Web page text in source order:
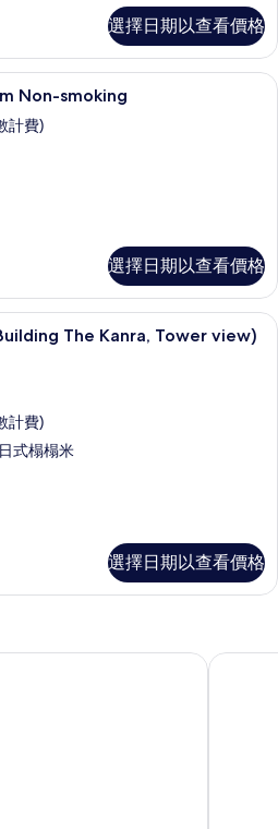
選擇日期以查看價格
羽絨被、客房內保險箱、遮光布/窗簾
Non-smoking
計費)
選擇日期以查看價格
普通套房, 非吸煙房 (Main Building
The Kanra, Tower view)
計費)
式榻榻米
選擇日期以查看價格
THE